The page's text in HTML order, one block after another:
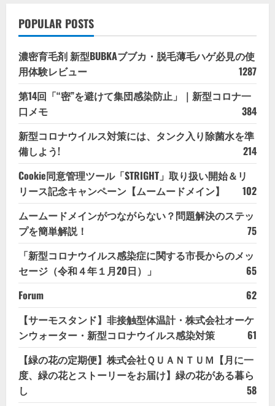
POPULAR POSTS
濃密育毛剤 新型BUBKAブブカ・脱毛薄毛ハゲ必見の使
用体験レビュー
1287
第14回「“密”を避けて集団感染防止」｜新型コロナ一
口メモ
384
新型コロナウイルス対策には、タンク入り除菌水を準
備しよう!
214
Cookie同意管理ツール「STRIGHT」取り扱い開始＆リ
リース記念キャンペーン【ムームードメイン】
102
ムームードメインがつながらない？問題解決のステッ
プを簡単解説！
75
「新型コロナウイルス感染症に関する市長からのメッ
セージ（令和４年１月20日）」
65
Forum
62
【サーモスタンド】非接触型体温計・株式会社オーケ
ンウォーター・新型コロナウイルス感染対策
61
【緑の花の定期便】株式会社ＱＵＡＮＴＵＭ【月に一
度、緑の花とストーリーをお届け】緑の花がある暮ら
し
58